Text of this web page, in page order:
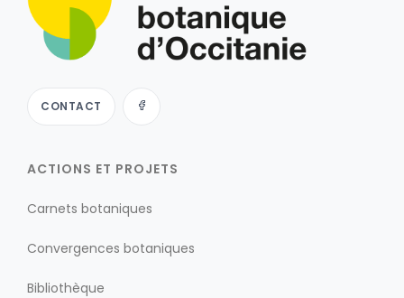
CONTACT
ACTIONS ET PROJETS
Carnets botaniques
Convergences botaniques
Bibliothèque